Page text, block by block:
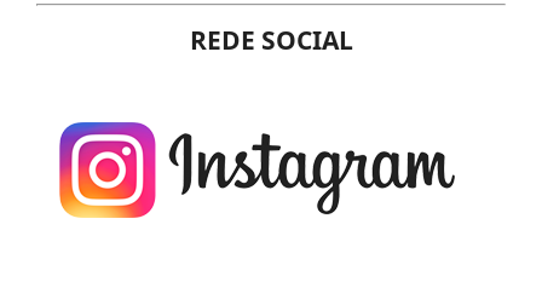
REDE SOCIAL